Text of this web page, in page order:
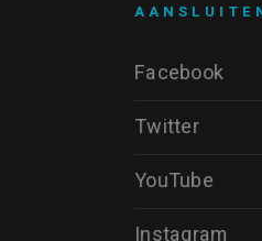
Facebook
Twitter
YouTube
Instagram